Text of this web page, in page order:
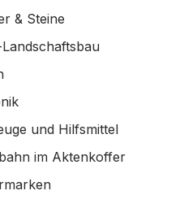
& Steine
und Hilfsmittel
im Aktenkoffer